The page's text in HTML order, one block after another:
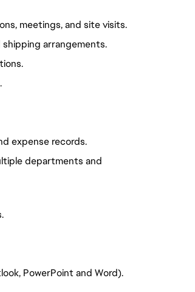
meetings, and site visits.
arrangements.
expense records.
departments and
PowerPoint and Word).